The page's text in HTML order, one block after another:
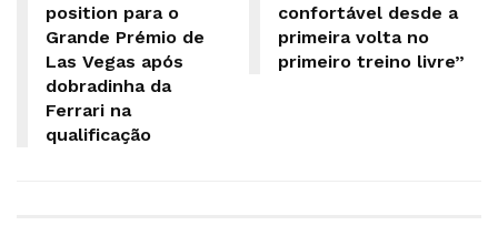
position para o
Grande Prémio de
Las Vegas após
dobradinha da
Ferrari na
qualificação
confortável desde a
primeira volta no
primeiro treino livre”